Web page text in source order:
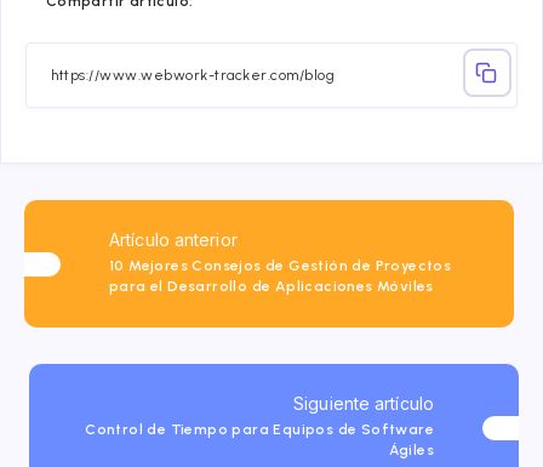
Email
Artículo anterior
10 Mejores Consejos de Gestión de Proyectos
para el Desarrollo de Aplicaciones Móviles
Siguiente artículo
Control de Tiempo para Equipos de Software
Ágiles